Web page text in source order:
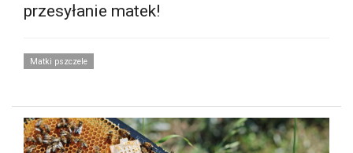
przesyłanie matek!
Matki pszczele